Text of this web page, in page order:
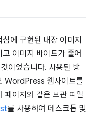
에 구현된 내장 이미지
이미지 바이트가 줄어
이었습니다. 사용된 방
WordPress 웹사이트를
페이지와 같은 보관 파일
를 사용하여 데스크톱 및